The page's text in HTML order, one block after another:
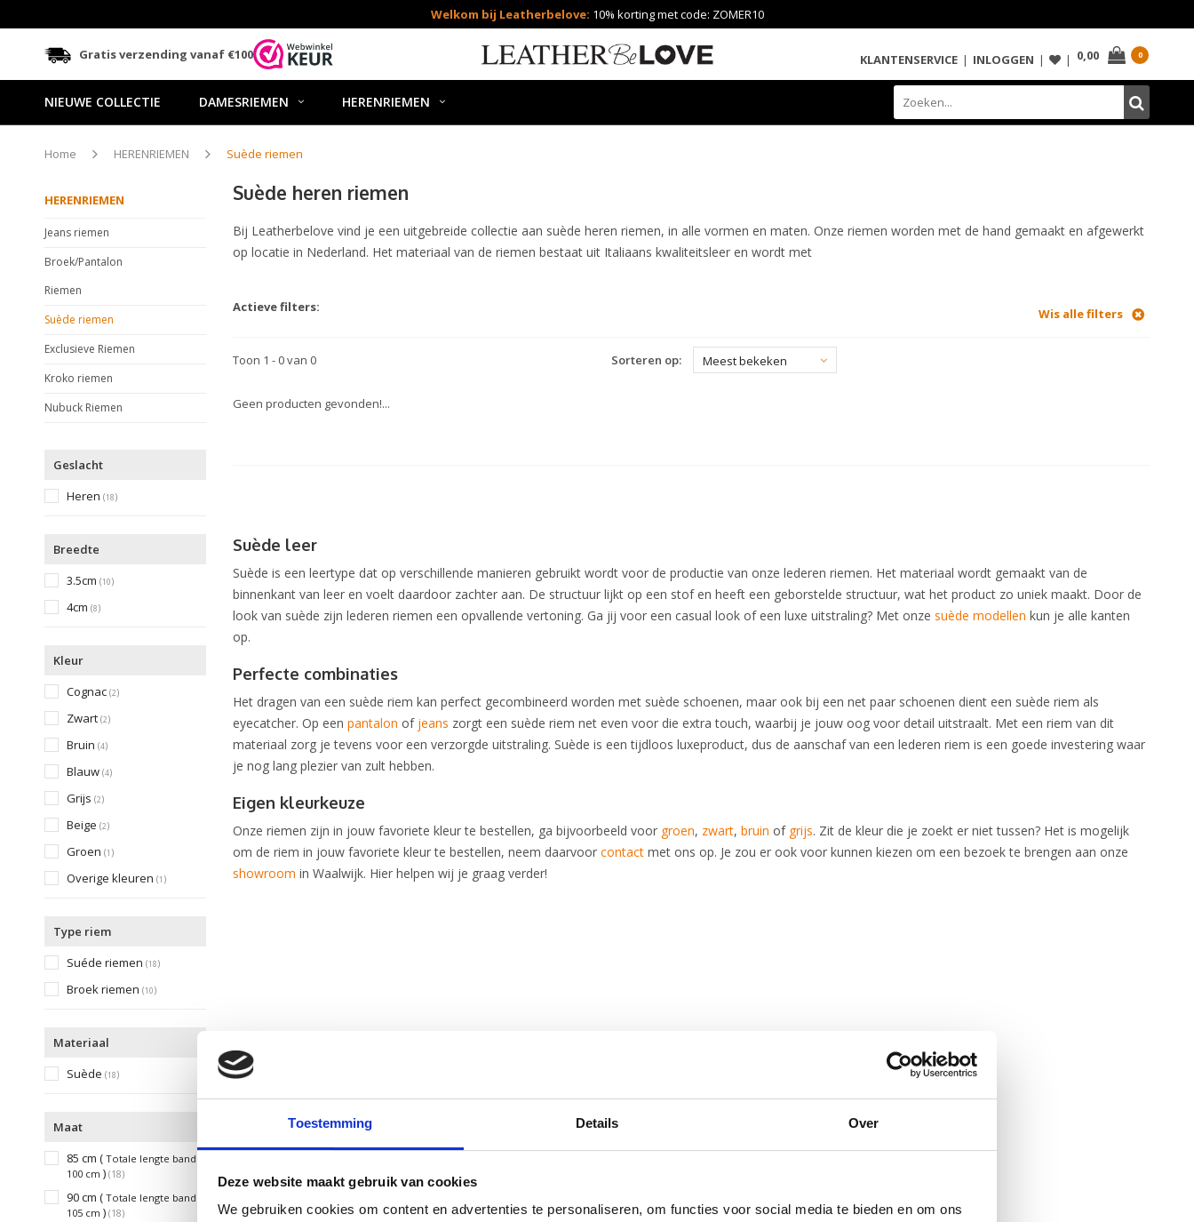
Toestemming Details Over
Deze website maakt gebruik van cookies
We gebruiken cookies om content en advertenties te personaliseren, om functies voor social media te bieden en om ons
Welkom bij Leatherbelove: 10% korting met code: ZOMER10
Gratis verzending vanaf €100 KLANTENSERVICE | INLOGGEN | | 0,00 0
NIEUWE COLLECTIE DAMESRIEMEN HERENRIEMEN
Home HERENRIEMEN Suède riemen
HERENRIEMEN
Jeans riemen
Broek/Pantalon
Riemen
Suède riemen
Exclusieve Riemen
Kroko riemen
Nubuck Riemen
Geslacht
Heren (18)
Breedte
3.5cm (10)
4cm (8)
Kleur
Cognac (2)
Zwart (2)
Bruin (4)
Blauw (4)
Grijs (2)
Beige (2)
Groen (1 )
Overige kleuren (1 )
Type riem
Suéde riemen (18)
Broek riemen (10)
Materiaal
Suède (18)
Maat
85 cm ( Totale lengte band
100 cm ) (18)
90 cm ( Totale lengte band
105 cm ) (18)
Suède heren riemen
Bij Leatherbelove vind je een uitgebreide collectie aan suède heren riemen, in alle vormen en maten. Onze riemen worden met de hand gemaakt en afgewerkt
op locatie in Nederland. Het materiaal van de riemen bestaat uit Italiaans kwaliteitsleer en wordt met
Actieve filters: Wis alle filters
Toon 1 - 0 van 0 Sorteren op: Meest bekeken
Geen producten gevonden!...
Suède leer
Suède is een leertype dat op verschillende manieren gebruikt wordt voor de productie van onze lederen riemen. Het materiaal wordt gemaakt van de
binnenkant van leer en voelt daardoor zachter aan. De structuur lijkt op een stof en heeft een geborstelde structuur, wat het product zo uniek maakt. Door de
look van suède zijn lederen riemen een opvallende vertoning. Ga jij voor een casual look of een luxe uitstraling? Met onzesuède modellen kun je alle kanten
op.
Perfecte combinaties
Het dragen van een suède riem kan perfect gecombineerd worden met suède schoenen, maar ook bij een net paar schoenen dient een suède riem als
eyecatcher. Op eenpantalon of jeans zorgt een suède riem net even voor die extra touch, waarbij je jouw oog voor detail uitstraalt. Met een riem van dit
materiaal zorg je tevens voor een verzorgde uitstraling. Suède is een tijdloos luxeproduct, dus de aanschaf van een lederen riem is een goede investering waar
je nog lang plezier van zult hebben.
Eigen kleurkeuze
Onze riemen zijn in jouw favoriete kleur te bestellen, ga bijvoorbeeld voor groen, zwart,bruin of grijs. Zit de kleur die je zoekt er niet tussen? Het is mogelijk
om de riem in jouw favoriete kleur te bestellen, neem daarvoorcontact met ons op. Je zou er ook voor kunnen kiezen om een bezoek te brengen aan onze
showroom in Waalwijk. Hier helpen wij je graag verder!